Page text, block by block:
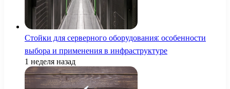
Стойки для серверного оборудования: особенности
выбора и применения в инфраструктуре
1 неделя назад